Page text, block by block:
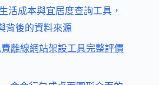
活成本與宜居度查詢工具，
背後的資料來源
離線網站架設工具完整評價